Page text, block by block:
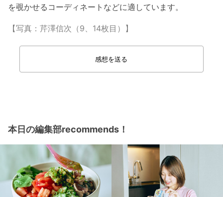
を覗かせるコーディネートなどに適しています。
【写真：芹澤信次（9、14枚目）】
感想を送る
本日の編集部recommends！